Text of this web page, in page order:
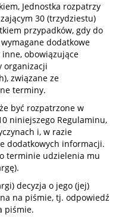
Jednostka rozpatrzy
30 (trzydziestu)
przypadków, gdy do
dodatkowe
obowiązujące
organizacji
związane ze
terminy.
być rozpatrzone w
niniejszego Regulaminu,
i, w razie
dodatkowych informacji.
terminie udzielenia mu
decyzja o jego (jej)
na piśmie, tj. odpowiedź
piśmie.